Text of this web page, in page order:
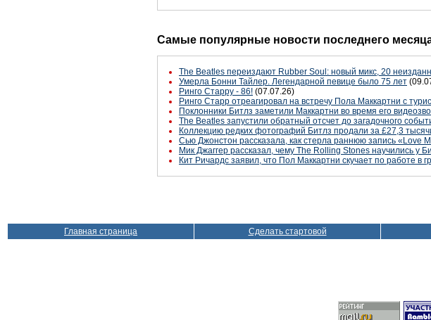
Самые популярные новости последнего
The Beatles переиздают Rubber Soul: новый микс, 20
Умерла Бонни Тайлер. Легендарной певице было 75 лет
Ринго Старру - 86! (07.07.26)
Ринго Старр отреагировал на встречу Пола Маккартни с
Поклонники Битлз заметили Маккартни во время его
The Beatles запустили обратный отсчет до загадочного
Коллекцию редких фотографий Битлз продали за £27,3
Сью Джонстон рассказала, как стерла раннюю запись «Love
Мик Джаггер рассказал, чему The Rolling Stones научились у
Кит Ричардс заявил, что Пол Маккартни скучает по работе в
Главная страница Сделать стартовой